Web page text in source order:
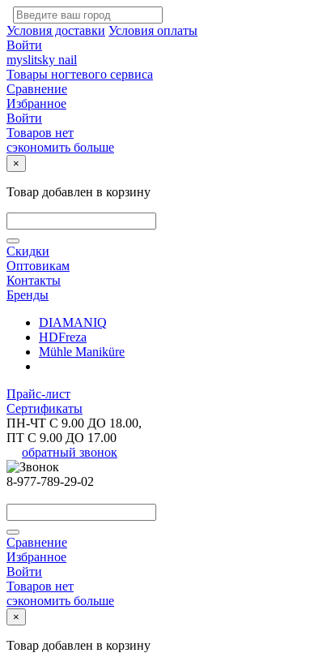
Условия доставки Условия оплаты
Войти
myslitsky nail
Товары ногтевого сервиса
Сравнение
Избранное
Войти
Товаров нет
сэкономить больше
×
Товар добавлен в корзину
Скидки
Оптовикам
Контакты
Бренды
DIAMANIQ
HDFreza
Mühle Maniküre
Прайс-лист
Сертификаты
ПН-ЧТ С 9.00 ДО 18.00,
ПТ С 9.00 ДО 17.00
обратный звонок
8-977-789-29-02
Сравнение
Избранное
Войти
Товаров нет
сэкономить больше
×
Товар добавлен в корзину